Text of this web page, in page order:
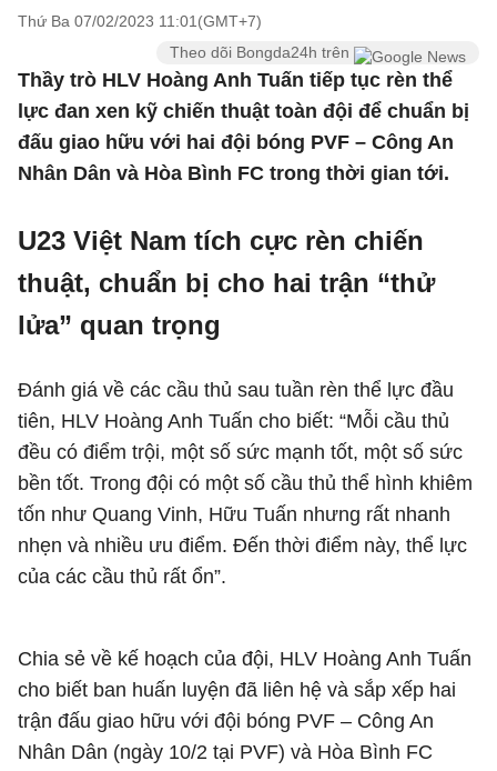
Thứ Ba 07/02/2023 11:01(GMT+7)
Theo dõi Bongda24h trên
Thầy trò HLV Hoàng Anh Tuấn tiếp tục rèn thể
lực đan xen kỹ chiến thuật toàn đội để chuẩn bị
đấu giao hữu với hai đội bóng PVF – Công An
Nhân Dân và Hòa Bình FC trong thời gian tới.
U23 Việt Nam tích cực rèn chiến
thuật, chuẩn bị cho hai trận “thử
lửa” quan trọng
Đánh giá về các cầu thủ sau tuần rèn thể lực đầu
tiên, HLV Hoàng Anh Tuấn cho biết: “Mỗi cầu thủ
đều có điểm trội, một số sức mạnh tốt, một số sức
bền tốt. Trong đội có một số cầu thủ thể hình khiêm
tốn như Quang Vinh, Hữu Tuấn nhưng rất nhanh
nhẹn và nhiều ưu điểm. Đến thời điểm này, thể lực
của các cầu thủ rất ổn”.
Chia sẻ về kế hoạch của đội, HLV Hoàng Anh Tuấn
cho biết ban huấn luyện đã liên hệ và sắp xếp hai
trận đấu giao hữu với đội bóng PVF – Công An
Nhân Dân (ngày 10/2 tại PVF) và Hòa Bình FC